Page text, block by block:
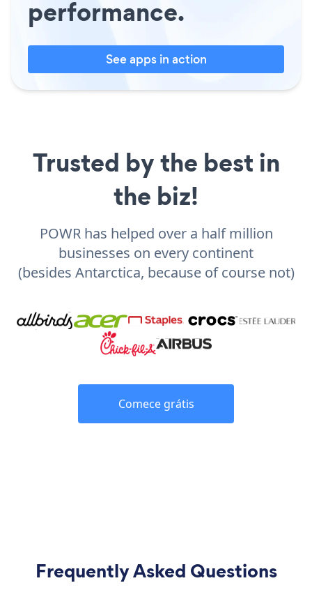
performance.
See apps in action
Trusted by the best in
the biz!
POWR has helped over a half million
businesses on every continent
(besides Antarctica, because of course not)
Comece grátis
Frequently Asked Questions